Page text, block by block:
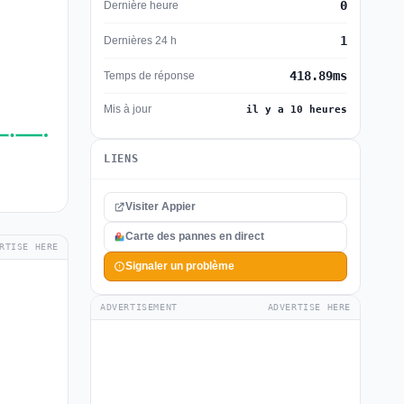
HERE
Dernière heure 0
Dernières 24 h 1
Temps de réponse 418.89ms
Mis à jour il y a 10 heures
LIENS
Visiter Appier
Carte des pannes en direct
Signaler un problème
ADVERTISEMENT ADVERTISE HERE